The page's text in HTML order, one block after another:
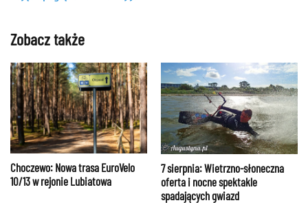
Zobacz także
Choczewo: Nowa trasa EuroVelo
10/13 w rejonie Lubiatowa
7 sierpnia: Wietrzno-słoneczna
oferta i nocne spektakle
spadających gwiazd